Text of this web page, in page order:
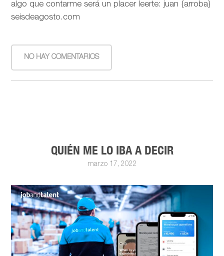
algo que contarme será un placer leerte: juan {arroba}
seisdeagosto.com
NO HAY COMENTARIOS
QUIÉN ME LO IBA A DECIR
marzo 17, 2022